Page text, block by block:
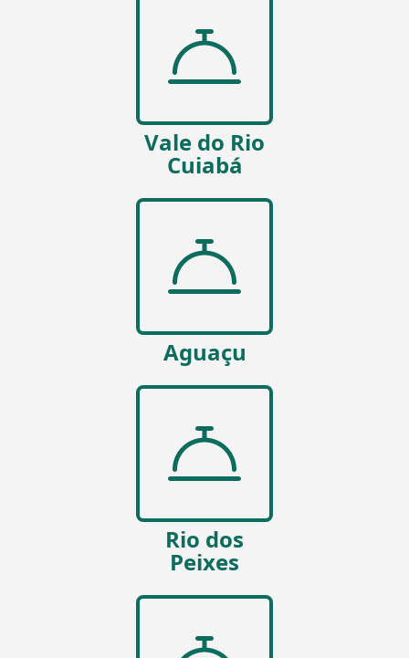
Vale do Rio
Cuiabá
Aguaçu
Rio dos
Peixes